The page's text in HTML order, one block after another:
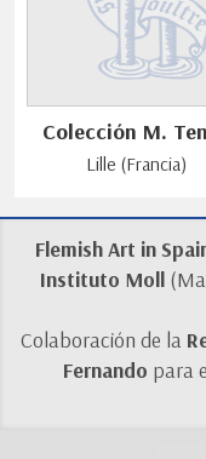
Colección M.
Lille (Francia)
Flemish Art in
Instituto Moll
Colaboración de la
Fernando para